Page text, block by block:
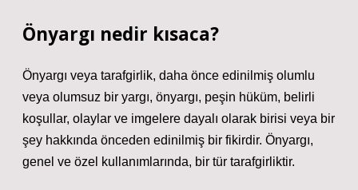
Önyargı nedir kısaca?
Önyargı veya tarafgirlik, daha önce edinilmiş olumlu
veya olumsuz bir yargı, önyargı, peşin hüküm, belirli
koşullar, olaylar ve imgelere dayalı olarak birisi veya bir
şey hakkında önceden edinilmiş bir fikirdir. Önyargı,
genel ve özel kullanımlarında, bir tür tarafgirliktir.